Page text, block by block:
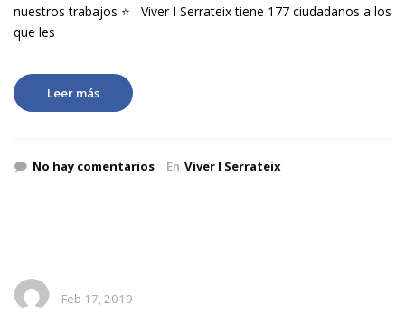
nuestros trabajos ⭐ Viver I Serrateix tiene 177 ciudadanos a los
que les
Leer más
No hay comentarios En Viver I Serrateix
Feb 17, 2019